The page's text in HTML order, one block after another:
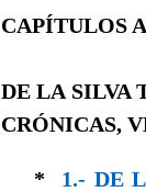
CAPÍTULOS
DE LA SILVA
CRÓNICAS,
* 1.- DE